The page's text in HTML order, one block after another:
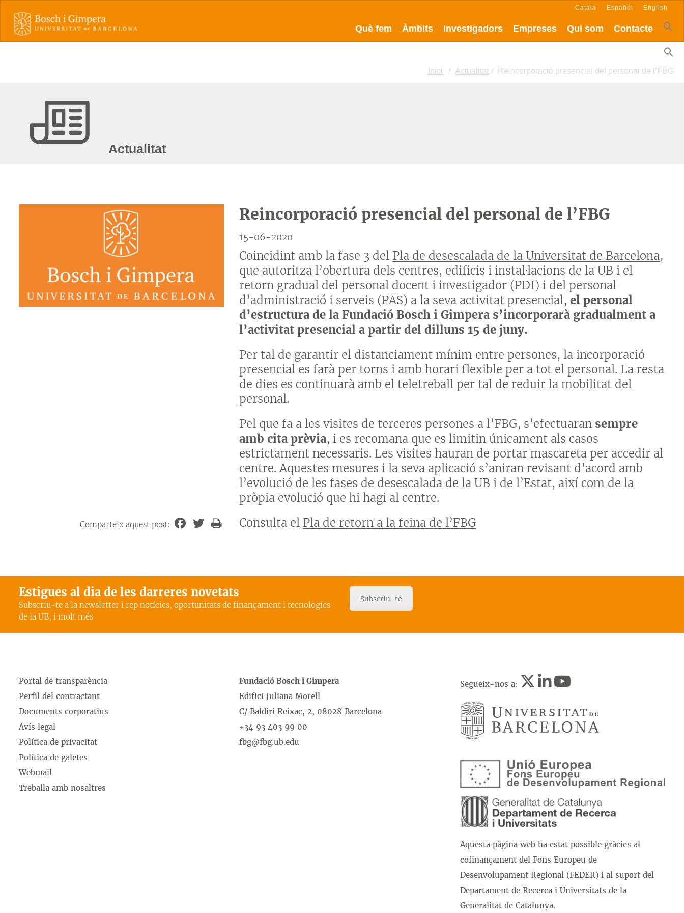
Què fem Àmbits Investigadors Empreses Qui som Contacte
Català Español English
Inici Actualitat Reincorporació presencial del personal de l’FBG
Actualitat
Reincorporació presencial del personal de l’FBG
15-06-2020
Coincidint amb la fase 3 del Pla de desescalada de la Universitat de Barcelona,
que autoritza l’obertura dels centres, edificis i instal·lacions de la UB i el
retorn gradual del personal docent i investigador (PDI) i del personal
d’administració i serveis (PAS) a la seva activitat presencial,el personal
d’estructura de la Fundació Bosch i Gimpera s’incorporarà gradualment a
l’activitat presencial a partir del dilluns 15 de juny.
Per tal de garantir el distanciament mínim entre persones, la incorporació
presencial es farà per torns i amb horari flexible per a tot el personal. La resta
de dies es continuarà amb el teletreball per tal de reduir la mobilitat del
personal.
Pel que fa a les visites de terceres persones a l’FBG, s’efectuaran sempre
amb cita prèvia, i es recomana que es limitin únicament als casos
estrictament necessaris. Les visites hauran de portar mascareta per accedir al
centre. Aquestes mesures i la seva aplicació s’aniran revisant d’acord amb
l’evolució de les fases de desescalada de la UB i de l’Estat, així com de la
pròpia evolució que hi hagi al centre.
Consulta el Pla de retorn a la feina de l’FBG
Comparteix aquest post:
Estigues al dia de les darreres novetats
Subscriu-te a la newsletter i rep notícies, oportunitats de finançament i tecnologies
de la UB, i molt més
Subscriu-te
Portal de transparència
Perfil del contractant
Documents corporatius
Avís legal
Política de privacitat
Política de galetes
Webmail
Treballa amb nosaltres
Fundació Bosch i Gimpera
Edifici Juliana Morell
C/ Baldiri Reixac, 2, 08028 Barcelona
+34 93 403 99 00
fbg@fbg.ub.edu
Segueix-nos a:
Aquesta pàgina web ha estat possible gràcies al
cofinançament del Fons Europeu de
Desenvolupament Regional (FEDER) i al suport del
Departament de Recerca i Universitats de la
Generalitat de Catalunya.